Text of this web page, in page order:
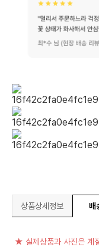
상품상세정보 배
★ 실제상품과 사진은 계